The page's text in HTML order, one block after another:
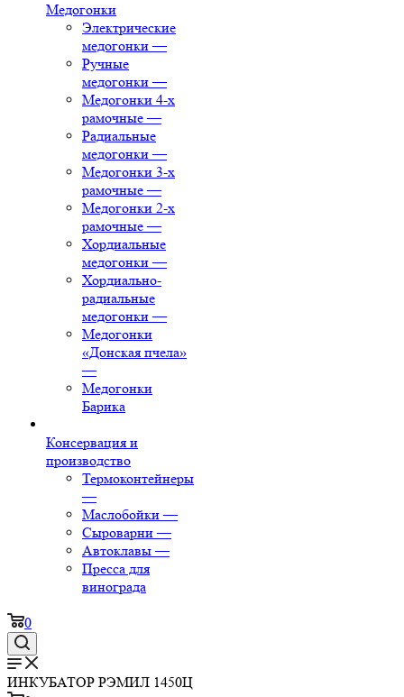
Медогонки
Электрические
медогонки —
Ручные
медогонки —
Медогонки 4-х
рамочные —
Радиальные
медогонки —
Медогонки 3-х
рамочные —
Медогонки 2-х
рамочные —
Хордиальные
медогонки —
Хордиально-
радиальные
медогонки —
Медогонки
«Донская пчела»
—
Медогонки
Барика
Консервация и
производство
Термоконтейнеры
—
Маслобойки —
Сыроварни —
Автоклавы —
Пресса для
винограда
0
ИНКУБАТОР РЭМИЛ 1450Ц